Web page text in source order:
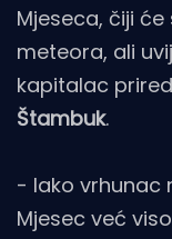
Mjeseca, čiji
meteora, ali
kapitalac
Štambuk.
- Iako vrhunac
Mjesec već